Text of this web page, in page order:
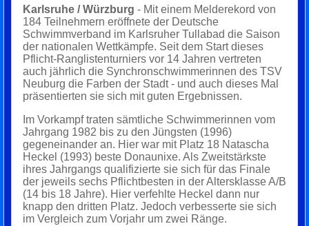
Karlsruhe / Würzburg - Mit einem Melderekord von
184 Teilnehmern eröffnete der Deutsche
Schwimmverband im Karlsruher Tullabad die Saison
der nationalen Wettkämpfe. Seit dem Start dieses
Pflicht-Ranglistenturniers vor 14 Jahren vertreten
auch jährlich die Synchronschwimmerinnen des TSV
Neuburg die Farben der Stadt - und auch dieses Mal
präsentierten sie sich mit guten Ergebnissen.
Im Vorkampf traten sämtliche Schwimmerinnen vom
Jahrgang 1982 bis zu den Jüngsten (1996)
gegeneinander an. Hier war mit Platz 18 Natascha
Heckel (1993) beste Donaunixe. Als Zweitstärkste
ihres Jahrgangs qualifizierte sie sich für das Finale
der jeweils sechs Pflichtbesten in der Altersklasse A/B
(14 bis 18 Jahre). Hier verfehlte Heckel dann nur
knapp den dritten Platz. Jedoch verbesserte sie sich
im Vergleich zum Vorjahr um zwei Ränge.